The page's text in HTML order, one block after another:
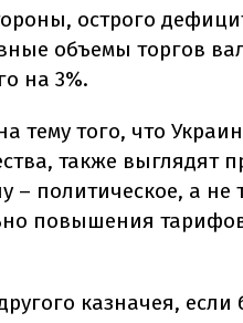
острого
объемы торгов
на 3%.
тему того, что
также
– политическое, а
повышения
казначея,